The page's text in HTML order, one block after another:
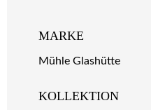
MARKE
Mühle Glashütte
KOLLEKTION